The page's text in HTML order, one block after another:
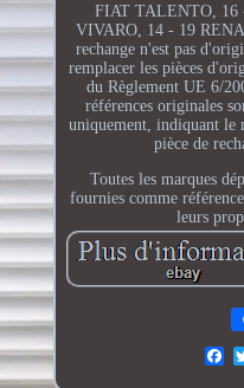
FIAT TALENTO, 16
VIVARO, 14 - 19
rechange n'est pas
remplacer les pièces
du Règlement UE 6/
références originales
uniquement, indiquant le
pièce de
Toutes les marques
fournies comme
leurs